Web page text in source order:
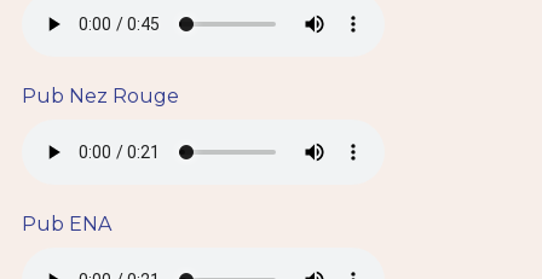
Pub Nez Rouge
Pub ENA